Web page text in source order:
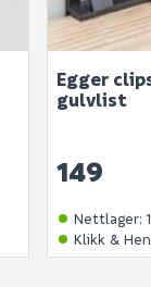
og svaret
spørsmål
Egger
gulvlist
149
Nettlager:
Klikk &